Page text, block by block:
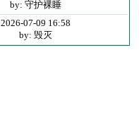
by: 守护裸睡
2026-07-09 16:58
by: 毁灭